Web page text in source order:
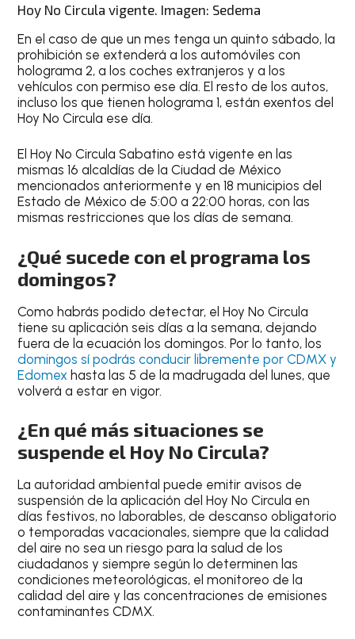
Hoy No Circula vigente. Imagen: Sedema
En el caso de que un mes tenga un quinto sábado, la
prohibición se extenderá a los automóviles con
holograma 2, a los coches extranjeros y a los
vehículos con permiso ese día. El resto de los autos,
incluso los que tienen holograma 1, están exentos del
Hoy No Circula ese día.
ElHoy No Circula Sabatino está vigente en las
mismas 16 alcaldías de la Ciudad de México
mencionados anteriormente y en 18 municipios del
Estado de México de 5:00 a 22:00 horas, con las
mismas restricciones que los días de semana.
¿Qué sucede con el programa los
domingos?
Como habrás podido detectar, el Hoy No Circula
tiene su aplicación seis días a la semana, dejando
fuera de la ecuación los domingos. Por lo tanto,los
domingos sí podrás conducir libremente por CDMX y
Edomex hasta las 5 de la madrugada del lunes, que
volverá a estar en vigor.
¿En qué más situaciones se
suspende el Hoy No Circula?
La autoridad ambiental puede emitir avisos de
suspensión de la aplicación del Hoy No Circula en
días festivos, no laborables, de descanso obligatorio
o temporadas vacacionales, siempre que la calidad
del aire no sea un riesgo para la salud de los
ciudadanos y siempre según lo determinen las
condiciones meteorológicas, el monitoreo de la
calidad del aire y las concentraciones de emisiones
contaminantes CDMX.